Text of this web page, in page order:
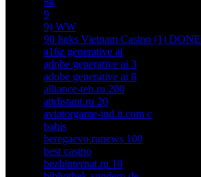
9
9) WW
90 links Vietnam Casino (1) DONE
a16z generative ai
adobe generative ai 3
adobe generative ai 8
alliance-teh.ru 200
attdistant.ru 20
aviatorgame-ind.it.com c
bahis
beregaevo.runews 100
best casino
bezhinternat.ru 10